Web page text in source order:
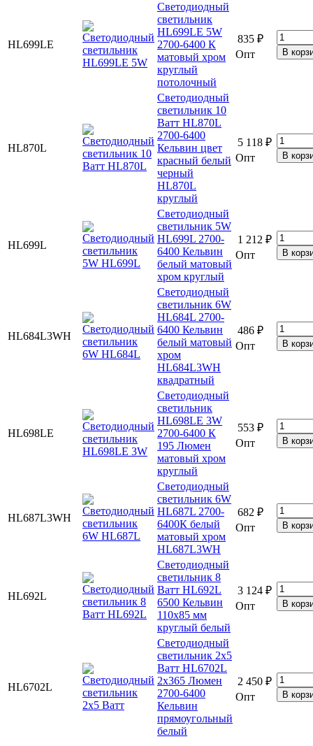
HL699LE
Светодиодный
светильник
HL699LE 5W
2700-6400 К
матовый хром
круглый
потолочный
835 ₽
Опт
HL870L
Светодиодный
светильник 10
Ватт HL870L
2700-6400
Кельвин цвет
красный белый
черный
HL870L
круглый
5 118 ₽
Опт
HL699L
Светодиодный
светильник 5W
HL699L 2700-
6400 Кельвин
белый матовый
хром круглый
1 212 ₽
Опт
HL684L3WH
Светодиодный
светильник 6W
HL684L 2700-
6400 Кельвин
белый матовый
хром
HL684L3WH
квадратный
486 ₽
Опт
HL698LE
Светодиодный
светильник
HL698LE 3W
2700-6400 К
195 Люмен
матовый хром
круглый
553 ₽
Опт
HL687L3WH
Светодиодный
светильник 6W
HL687L 2700-
6400К белый
матовый хром
HL687L3WH
682 ₽
Опт
HL692L
Светодиодный
светильник 8
Ватт HL692L
6500 Кельвин
110х85 мм
круглый белый
3 124 ₽
Опт
HL6702L
Светодиодный
светильник 2x5
Ватт HL6702L
2х365 Люмен
2700-6400
Кельвин
прямоугольный
белый
2 450 ₽
Опт